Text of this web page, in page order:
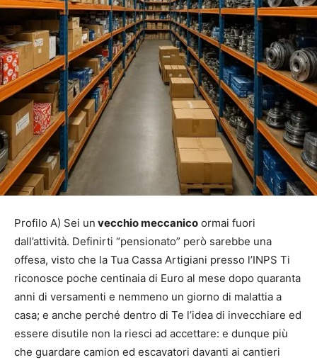
Profilo A) Sei un vecchio meccanico ormai fuori
dall’attività. Definirti “pensionato” però sarebbe una
offesa, visto che la Tua Cassa Artigiani presso l’INPS Ti
riconosce poche centinaia di Euro al mese dopo quaranta
anni di versamenti e nemmeno un giorno di malattia a
casa; e anche perché dentro di Te l’idea di invecchiare ed
essere disutile non la riesci ad accettare: e dunque più
che guardare camion ed escavatori davanti ai cantieri